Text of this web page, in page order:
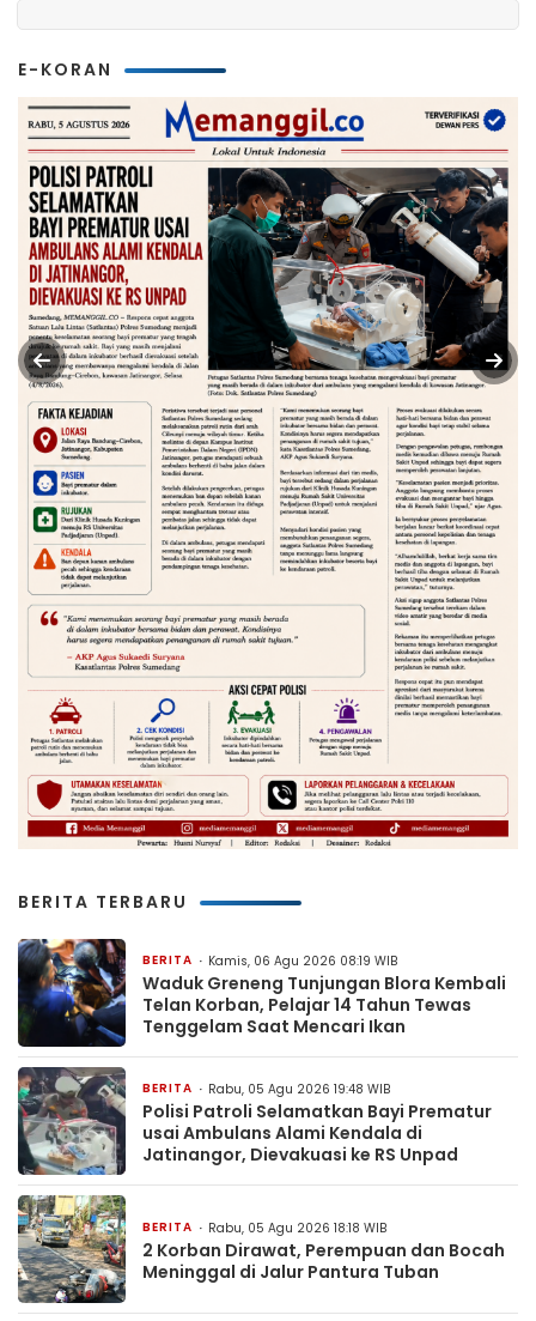
E-KORAN
BERITA TERBARU
BERITA Kamis, 06 Agu 2026 08:19 WIB
Waduk Greneng Tunjungan Blora Kembali
Telan Korban, Pelajar 14 Tahun Tewas
Tenggelam Saat Mencari Ikan
BERITA Rabu, 05 Agu 2026 19:48 WIB
Polisi Patroli Selamatkan Bayi Prematur
usai Ambulans Alami Kendala di
Jatinangor, Dievakuasi ke RS Unpad
BERITA Rabu, 05 Agu 2026 18:18 WIB
2 Korban Dirawat, Perempuan dan Bocah
Meninggal di Jalur Pantura Tuban